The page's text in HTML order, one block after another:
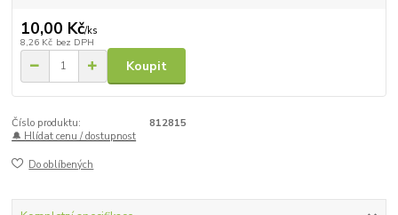
10,00 Kč/ks
8,26 Kč bez DPH
Koupit
Číslo produktu:
812815
🔔 Hlídat cenu / dostupnost
Do oblíbených